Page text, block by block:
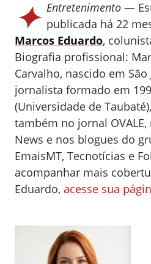
✦ Entretenimento —
publicada há 22
Marcos Eduardo,
Biografia profissional:
Carvalho, nascido em São
jornalista formado em
(Universidade de
também no jornal
News e nos blogues do
EmaisMT, Tecnotícias e
acompanhar mais
Eduardo, acesse sua